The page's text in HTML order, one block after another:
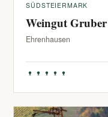
SÜDSTEIERMARK
Weingut Gruber
Ehrenhausen